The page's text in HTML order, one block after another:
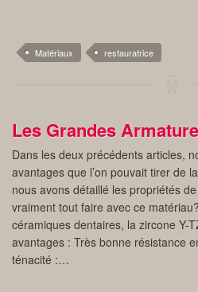
Matériaux restauratrice
Les Grandes
Dans les deux précédents articles,
avantages que l’on pouvait tirer de
nous avons détaillé les propriétés
vraiment tout faire avec ce
céramiques dentaires, la zircone Y-
avantages : Très bonne résistance
ténacité :…